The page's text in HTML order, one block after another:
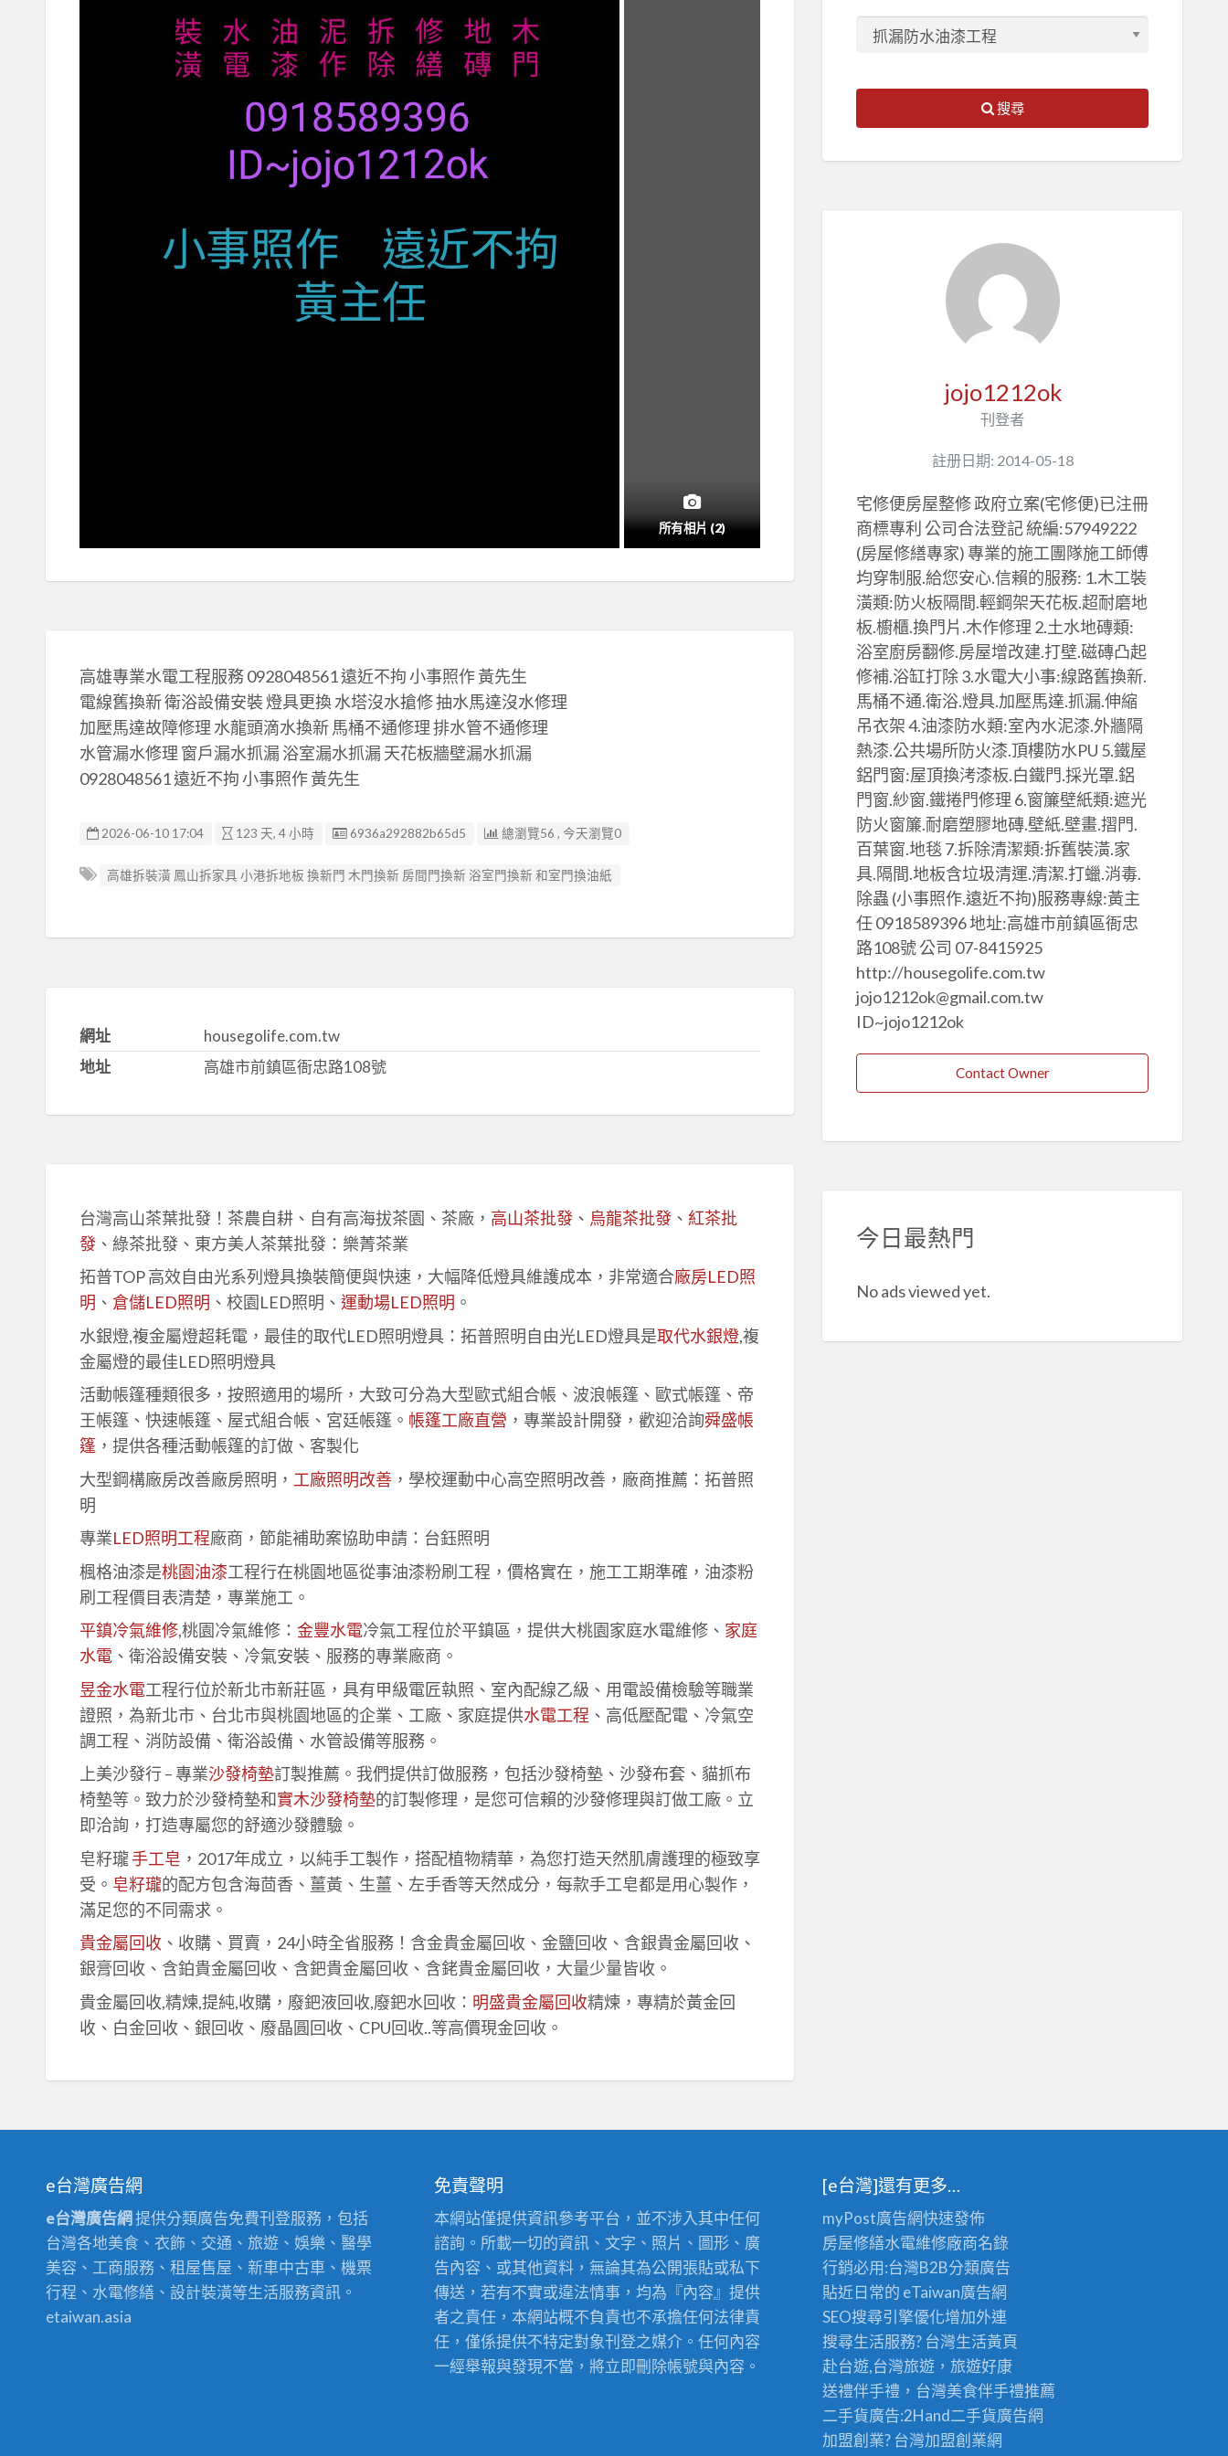
所有相片 (2)
高雄專業水電工程服務 0928048561 遠近不拘 小事照作 黃先生
電線舊換新 衛浴設備安裝 燈具更換 水塔沒水搶修 抽水馬達沒水修理
加壓馬達故障修理 水龍頭滴水換新 馬桶不通修理 排水管不通修理
水管漏水修理 窗戶漏水抓漏 浴室漏水抓漏 天花板牆壁漏水抓漏
0928048561 遠近不拘 小事照作 黃先生
2026-06-10 17:04 123 天, 4 小時 廣告编號
6936a292882b65d5 總瀏覽56 , 今天瀏覽0
高雄拆裝潢 鳳山拆家具 小港拆地板 換新門 木門換新 房間門換新 浴室門換新 和室門換油紙
網址
housegolife.com.tw
地址
高雄市前鎮區衙忠路108號
台灣高山茶葉批發！茶農自耕、自有高海拔茶園、茶廠， 高山茶批發、 烏龍茶批發、 紅茶批
發、綠茶批發、東方美人茶葉批發：樂菁茶業
拓普TOP 高效自由光系列燈具換裝簡便與快速，大幅降低燈具維護成本，非常適合廠房LED照
明 、 倉儲LED照明 、校園LED照明、 運動場LED照明 。
水銀燈,複金屬燈超耗電，最佳的取代LED照明燈具：拓普照明自由光LED燈具是取代水銀燈,複
金屬燈的最佳LED照明燈具
活動帳篷種類很多，按照適用的場所，大致可分為大型歐式組合帳、波浪帳篷、歐式帳篷、帝
王帳篷、快速帳篷、屋式組合帳、宮廷帳篷。 帳篷工廠直營 ，專業設計開發，歡迎洽詢舜盛帳
篷，提供各種活動帳篷的訂做、客製化
大型鋼構廠房改善廠房照明， 工廠照明改善，學校運動中心高空照明改善，廠商推薦：拓普照
明
專業LED照明工程廠商，節能補助案協助申請：台鈺照明
楓格油漆是桃園油漆工程行在桃園地區從事油漆粉刷工程，價格實在，施工工期準確，油漆粉
刷工程價目表清楚，專業施工。
平鎮冷氣維修,桃園冷氣維修： 金豐水電冷氣工程位於平鎮區，提供大桃園家庭水電維修、 家庭
水電、衛浴設備安裝、冷氣安裝、服務的專業廠商。
昱金水電工程行位於新北市新莊區，具有甲級電匠執照、室內配線乙級、用電設備檢驗等職業
證照，為新北市、台北市與桃園地區的企業、工廠、家庭提供水電工程 、高低壓配電、冷氣空
調工程、消防設備、衛浴設備、水管設備等服務。
上美沙發行 – 專業沙發椅墊訂製推薦。我們提供訂做服務，包括沙發椅墊、沙發布套、貓抓布
椅墊等。致力於沙發椅墊和實木沙發椅墊的訂製修理，是您可信賴的沙發修理與訂做工廠。立
即洽詢，打造專屬您的舒適沙發體驗。
皂籽瓏手工皂 ，2017年成立，以純手工製作，搭配植物精華，為您打造天然肌膚護理的極致享
受。 皂籽瓏的配方包含海茴香、薑黃、生薑、左手香等天然成分，每款手工皂都是用心製作，
滿足您的不同需求。
貴金屬回收、收購、買賣，24小時全省服務！含金貴金屬回收、金鹽回收、含銀貴金屬回收、
銀膏回收、含鉑貴金屬回收、含鈀貴金屬回收、含銠貴金屬回收，大量少量皆收。
貴金屬回收,精煉,提純,收購，廢鈀液回收,廢鈀水回收： 明盛貴金屬回收精煉，專精於黃金回
收、白金回收、銀回收、廢晶圓回收、CPU回收..等高價現金回收。
搜尋
jojo1212ok
刊登者
註册日期: 2014-05-18
宅修便房屋整修 政府立案(宅修便)已注冊
商標專利 公司合法登記 統編:57949222
(房屋修繕專家) 專業的施工團隊施工師傅
均穿制服.給您安心.信賴的服務: 1.木工裝
潢類:防火板隔間.輕鋼架天花板.超耐磨地
板.櫥櫃.換門片.木作修理 2.土水地磚類:
浴室廚房翻修.房屋增改建.打壁.磁磚凸起
修補.浴缸打除 3.水電大小事:線路舊換新.
馬桶不通.衛浴.燈具.加壓馬達.抓漏.伸縮
吊衣架 4.油漆防水類:室內水泥漆.外牆隔
熱漆.公共場所防火漆.頂樓防水PU 5.鐵屋
鋁門窗:屋頂換洘漆板.白鐵門.採光罩.鋁
門窗.紗窗.鐵捲門修理 6.窗簾壁紙類:遮光
防火窗簾.耐磨塑膠地磚.壁紙.壁畫.摺門.
百葉窗.地毯 7.拆除清潔類:拆舊裝潢.家
具.隔間.地板含垃圾清運.清潔.打蠟.消毒.
除蟲 (小事照作.遠近不拘)服務專線:黃主
任 0918589396 地址:高雄市前鎮區衙忠
路108號 公司 07-8415925
http://housegolife.com.tw
jojo1212ok@gmail.com.tw
ID~jojo1212ok
Contact Owner
今日最熱門
No ads viewed yet.
e台灣廣告網
e台灣廣告網提供分類廣告免費刊登服務，包括
台灣各地美食、衣飾、交通、旅遊、娛樂、醫學
美容、工商服務、租屋售屋、新車中古車、機票
行程、水電修繕、設計裝潢等生活服務資訊。
etaiwan.asia
免責聲明
本網站僅提供資訊參考平台，並不涉入其中任何
諮詢。所載一切的資訊、文字、照片、圖形、廣
告內容、或其他資料，無論其為公開張貼或私下
傳送，若有不實或違法情事，均為『內容』提供
者之責任，本網站概不負責也不承擔任何法律責
任，僅係提供不特定對象刊登之媒介。任何內容
一經舉報與發現不當，將立即刪除帳號與內容。
[e台灣]還有更多…
myPost廣告網快速發佈
房屋修繕水電維修廠商名錄
行銷必用:台灣B2B分類廣告
貼近日常的 eTaiwan廣告網
SEO搜尋引擎優化增加外連
搜尋生活服務? 台灣生活黃頁
赴台遊,台灣旅遊 ，旅遊好康
送禮伴手禮，台灣美食伴手禮推薦
二手貨廣告:2Hand二手貨廣告網
加盟創業? 台灣加盟創業網